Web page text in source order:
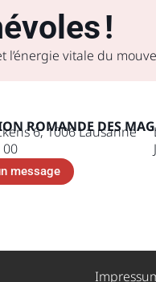
!
l’énergie vitale du
ROMANDE DES
6, 1006 Lausanne
00
message